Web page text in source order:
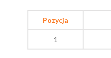
Pozycja
1